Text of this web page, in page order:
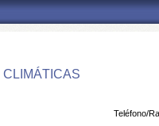
Teléfono/